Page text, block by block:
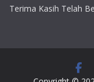
Terima Kasih Telah